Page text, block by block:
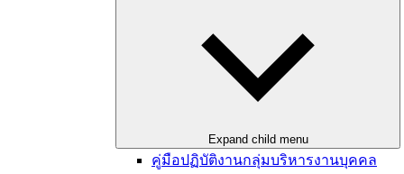
Expand child menu
คู่มือปฏิบัติงานกลุ่มบริหารงานบุคคล